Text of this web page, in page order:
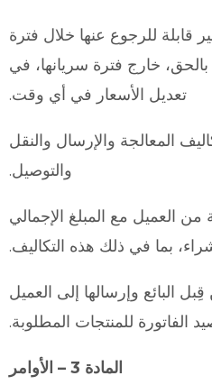
قابلة للرجوع عنها خلال فترة
بالحق، خارج فترة سريانها، في
تعديل الأسعار في أي وقت.
المعالجة والإرسال والنقل
والتوصيل.
من العميل مع المبلغ الإجمالي
بما في ذلك هذه التكاليف.
البائع وإرسالها إلى العميل
الفاتورة للمنتجات المطلوبة.
المادة 3 – الأوامر